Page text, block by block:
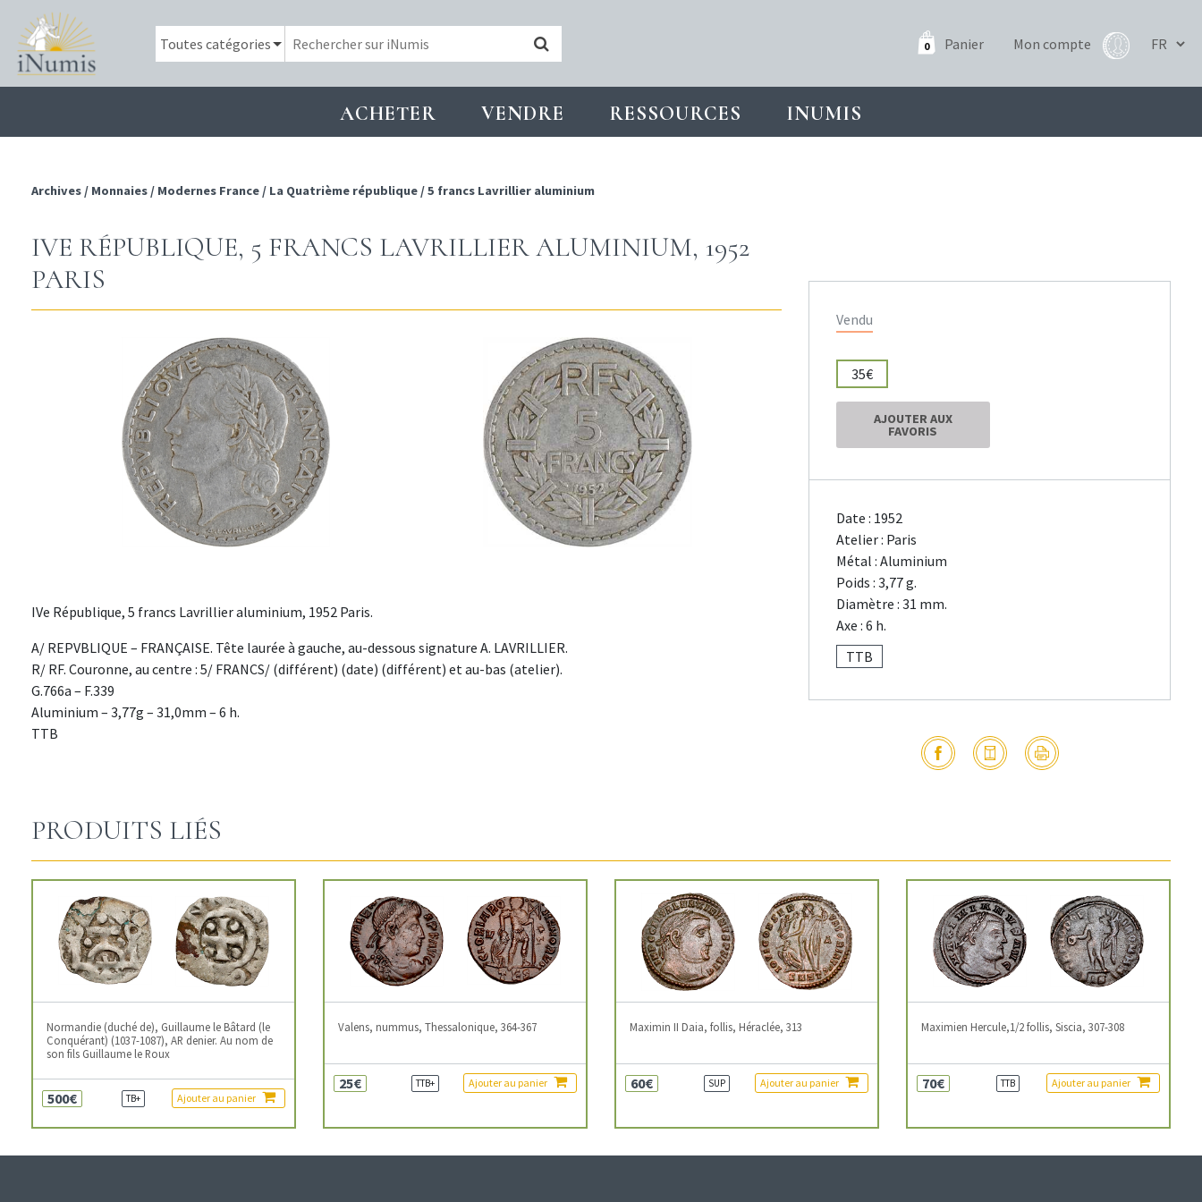
0 Panier Mon compte
ACHETER VENDRE RESSOURCES INUMIS
Archives / Monnaies / Modernes France / La Quatrième république /5 francs Lavrillier aluminium
IVE RÉPUBLIQUE, 5 FRANCS LAVRILLIER ALUMINIUM, 1952
PARIS
IVe République, 5 francs Lavrillier aluminium, 1952 Paris.
A/ REPVBLIQUE – FRANÇAISE. Tête laurée à gauche, au-dessous signature A. LAVRILLIER.
R/ RF. Couronne, au centre : 5/ FRANCS/ (différent) (date) (différent) et au-bas (atelier).
G.766a – F.339
Aluminium – 3,77g – 31,0mm – 6 h.
TTB
Vendu
35€
AJOUTER AUX
FAVORIS
Date : 1952
Atelier : Paris
Métal : Aluminium
Poids : 3,77 g.
Diamètre : 31 mm.
Axe : 6 h.
TTB
PRODUITS LIÉS
Normandie (duché de), Guillaume le Bâtard (le
Conquérant) (1037-1087), AR denier. Au nom de
son fils Guillaume le Roux
500€ TB+ Ajouter au panier
Valens, nummus, Thessalonique, 364-367
25€ TTB+ Ajouter au panier
Maximin II Daia, follis, Héraclée, 313
60€ SUP Ajouter au panier
Maximien Hercule,1/2 follis, Siscia, 307-308
70€ TTB Ajouter au panier